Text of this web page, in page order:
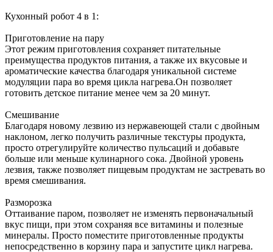
Кухонный робот 4 в 1:
Приготовление на пару
Этот режим приготовления сохраняет питательные
преимущества продуктов питания, а также их вкусовые и
ароматические качества благодаря уникальной системе
модуляции пара во время цикла нагрева.Он позволяет
готовить детское питание менее чем за 20 минут.
Смешивание
Благодаря новому лезвию из нержавеющей стали с двойным
наклоном, легко получить различные текстуры продукта,
просто отрегулируйте количество пульсаций и добавьте
больше или меньше кулинарного сока. Двойной уровень
лезвия, также позволяет пищевым продуктам не застревать во
время смешивания.
Разморозка
Оттаивание паром, позволяет не изменять первоначальный
вкус пищи, при этом сохраняя все витамины и полезные
минералы. Просто поместите приготовленные продукты
непосредственно в корзину пара и запустите цикл нагрева.